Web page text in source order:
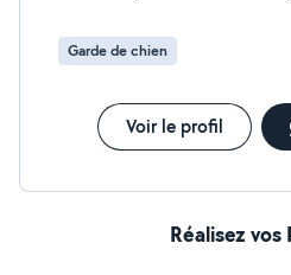
yeux fermés. À bientôt Catherine .
Garde de chien
Voir le profil
Réalisez vos